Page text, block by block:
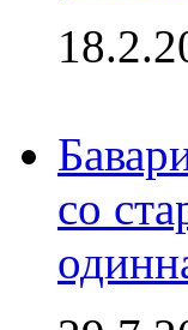
со